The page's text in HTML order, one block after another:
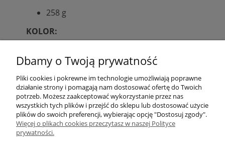
258 g
KOLOR:
O nas
Partnerzy
Dbamy o Twoją prywatność
Pliki cookies i pokrewne im technologie umożliwiają poprawne
działanie strony i pomagają nam dostosować ofertę do Twoich
potrzeb. Możesz zaakceptować wykorzystanie przez nas
wszystkich tych plików i przejść do sklepu lub dostosować użycie
plików do swoich preferencji, wybierając opcję "Dostosuj zgody".
Więcej o plikach cookies przeczytasz w naszej Polityce
prywatności.